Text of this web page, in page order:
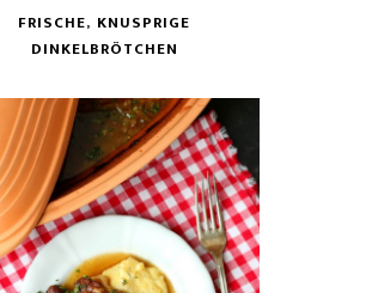
FRISCHE, KNUSPRIGE
DINKELBRÖTCHEN